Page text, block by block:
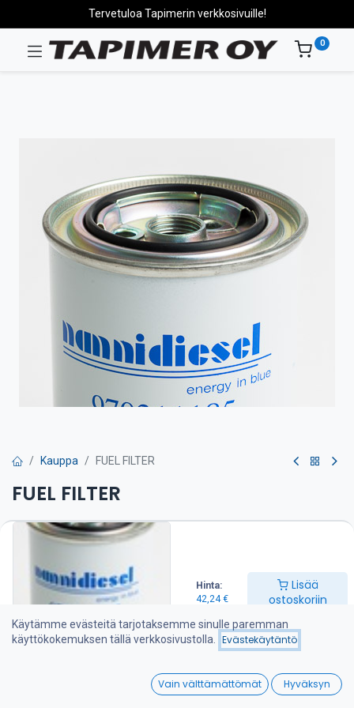
Hinta:
42,24€
Lisää
ostoskoriin
Wishlist
Tervetuloa Tapimerin verkkosivuille!
0
Kauppa FUEL FILTER
FUEL FILTER
Polttoainesuodatin on suositeltava vaihtaa kerran vuodessa
Lisää ostoskoriin
Lisää toivelistalle
Käytämme evästeitä tarjotaksemme sinulle paremman
käyttökokemuksen tällä verkkosivustolla.
Evästekäytäntö
Vain välttämättömät Hyväksyn